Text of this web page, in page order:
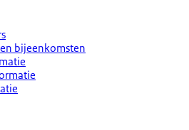
bijeenkomsten